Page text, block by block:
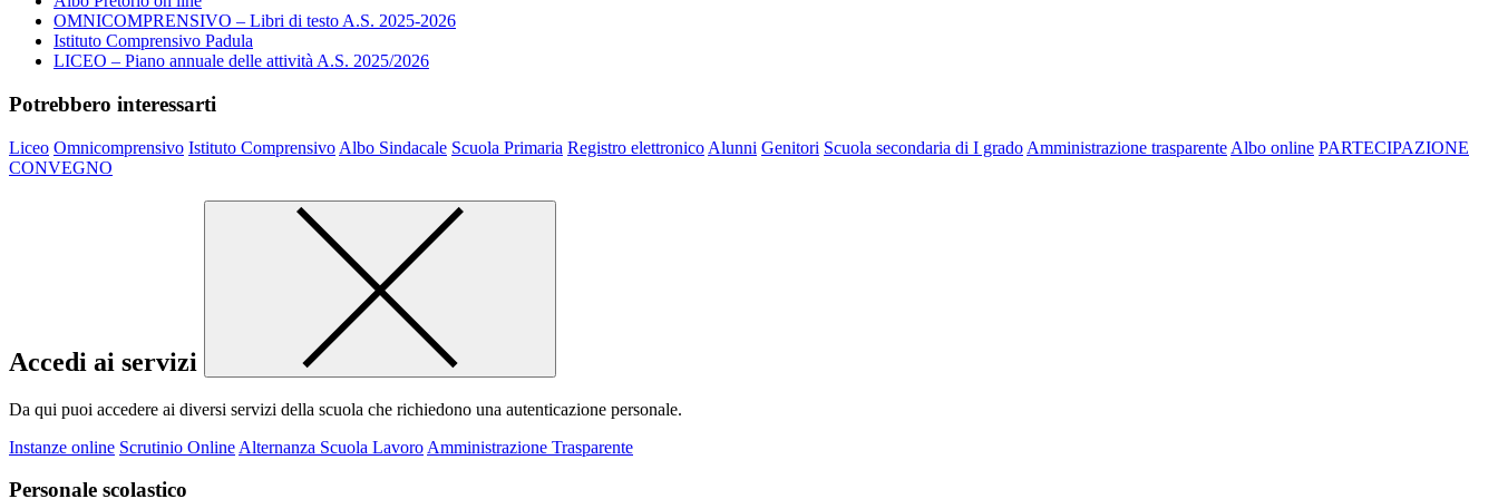
OMNICOMPRENSIVO – Libri di testo A.S. 2025-2026
Istituto Comprensivo Padula
LICEO – Piano annuale delle attività A.S. 2025/2026
Potrebbero interessarti
Liceo Omnicomprensivo Istituto Comprensivo Albo Sindacale Scuola Primaria Registro elettronico Alunni Genitori Scuola secondaria di I grado Amministrazione trasparente Albo online PARTECIPAZIONE
CONVEGNO
Accedi ai servizi
Da qui puoi accedere ai diversi servizi della scuola che richiedono una autenticazione personale.
Instanze online Scrutinio Online Alternanza Scuola Lavoro Amministrazione Trasparente
Personale scolastico